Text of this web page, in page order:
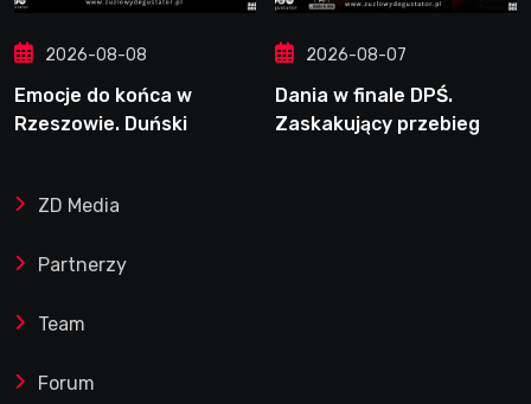
2026-08-08
Emocje do końca w
Rzeszowie. Duński
2026-08-07
Dania w finale DPŚ.
Zaskakujący przebieg
ZD Media
Partnerzy
Team
Forum